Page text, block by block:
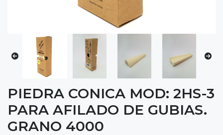
PIEDRA CONICA MOD: 2HS-3
PARA AFILADO DE GUBIAS.
GRANO 4000